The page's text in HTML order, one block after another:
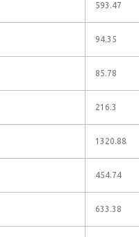
593.47
94.35
85.78
216.3
1320.88
454.74
633.38